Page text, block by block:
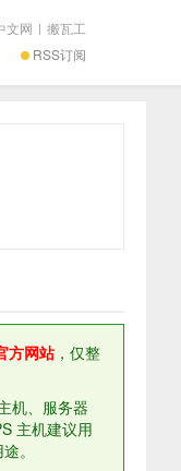
RSS订阅
文网 | 搬瓦工
方网站，仅整
机、服务器
主机建议用
。